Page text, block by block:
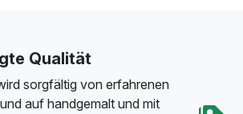
Qualität
sorgfältig von erfahrenen
auf handgemalt und mit